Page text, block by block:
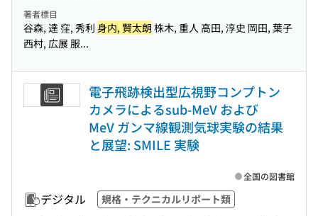
著者標目
谷森, 達 窪, 秀利 身内, 賢太朗 株木, 重人 高田, 淳史 岡田, 葉子
西村, 広展 服...
電子飛跡検出型広視野コンプトン
カメラによるsub-MeV および
MeV ガンマ線観測気球実験の結果
と展望: SMILE 実験
デジタル 規格・テクニカルリポート類
全国の図書館